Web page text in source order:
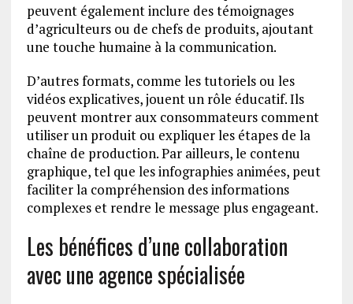
peuvent également inclure des témoignages
d’agriculteurs ou de chefs de produits, ajoutant
une touche humaine à la communication.
D’autres formats, comme les tutoriels ou les
vidéos explicatives, jouent un rôle éducatif. Ils
peuvent montrer aux consommateurs comment
utiliser un produit ou expliquer les étapes de la
chaîne de production. Par ailleurs, le contenu
graphique, tel que les infographies animées, peut
faciliter la compréhension des informations
complexes et rendre le message plus engageant.
Les bénéfices d’une collaboration
avec une agence spécialisée